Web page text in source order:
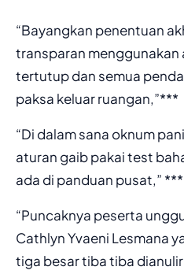
“Bayangkan penentuan
transparan menggunakan
tertutup dan semua
paksa keluar ruangan,”***
“Di dalam sana oknum
aturan gaib pakai test
ada di panduan pusat,” ***
“Puncaknya peserta
Cathlyn Yvaeni Lesmana
tiga besar tiba tiba